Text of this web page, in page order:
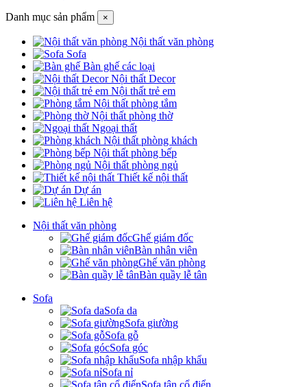
Danh mục sản phẩm ×
Nội thất văn phòng
Sofa
Bàn ghế các loại
Nội thất Decor
Nội thất trẻ em
Nội thất phòng tắm
Nội thất phòng thờ
Ngoại thất
Nội thất phòng khách
Nội thất phòng bếp
Nội thất phòng ngủ
Thiết kế nội thất
Dự án
Liên hệ
Nội thất văn phòng
Ghế giám đốc
Bàn nhân viên
Ghế văn phòng
Bàn quầy lễ tân
Sofa
Sofa da
Sofa giường
Sofa gỗ
Sofa góc
Sofa nhập khẩu
Sofa nỉ